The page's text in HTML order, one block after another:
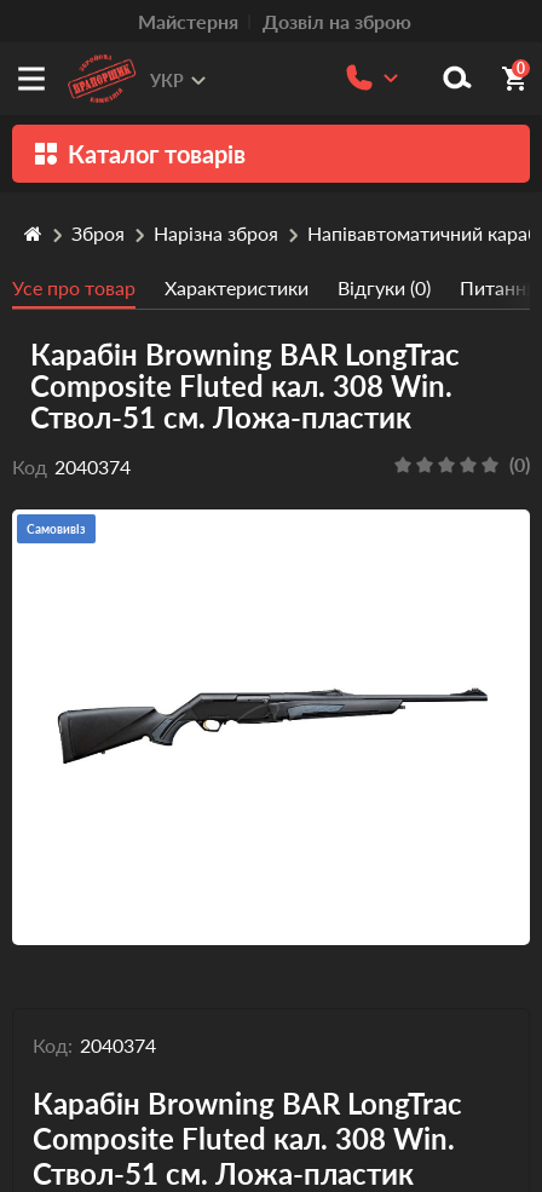
Mайстерня Дозвіл на зброю
УКР
0
Каталог товарів
Травматична зброя
Пістолети та револьвери
Оптика
Релоадінг патронів
Зброя Нарізна зброя Напівавтоматичний
Усе про товар Характеристики Відгуки (0)
Карабін Browning BAR LongTrac
Composite Fluted кал. 308 Win.
Ствол-51 см. Ложа-пластик
Код 2040374 (0)
Самовивіз
Код: 2040374
Карабін Browning BAR LongTrac
Composite Fluted кал. 308 Win.
Ствол-51 см. Ложа-пластик